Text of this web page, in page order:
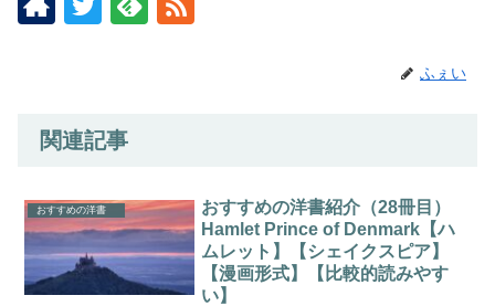
ふぇい
関連記事
おすすめの洋書
おすすめの洋書紹介（28冊目）
Hamlet Prince of Denmark【ハ
ムレット】【シェイクスピア】
【漫画形式】【比較的読みやす
い】